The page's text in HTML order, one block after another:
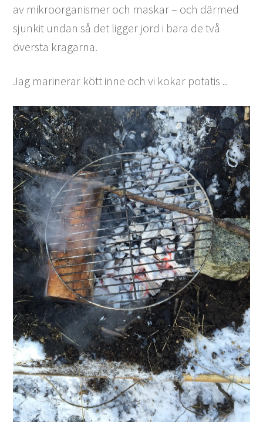
av mikroorganismer och maskar – och därmed
sjunkit undan så det ligger jord i bara de två
översta kragarna.
Jag marinerar kött inne och vi kokar potatis ..